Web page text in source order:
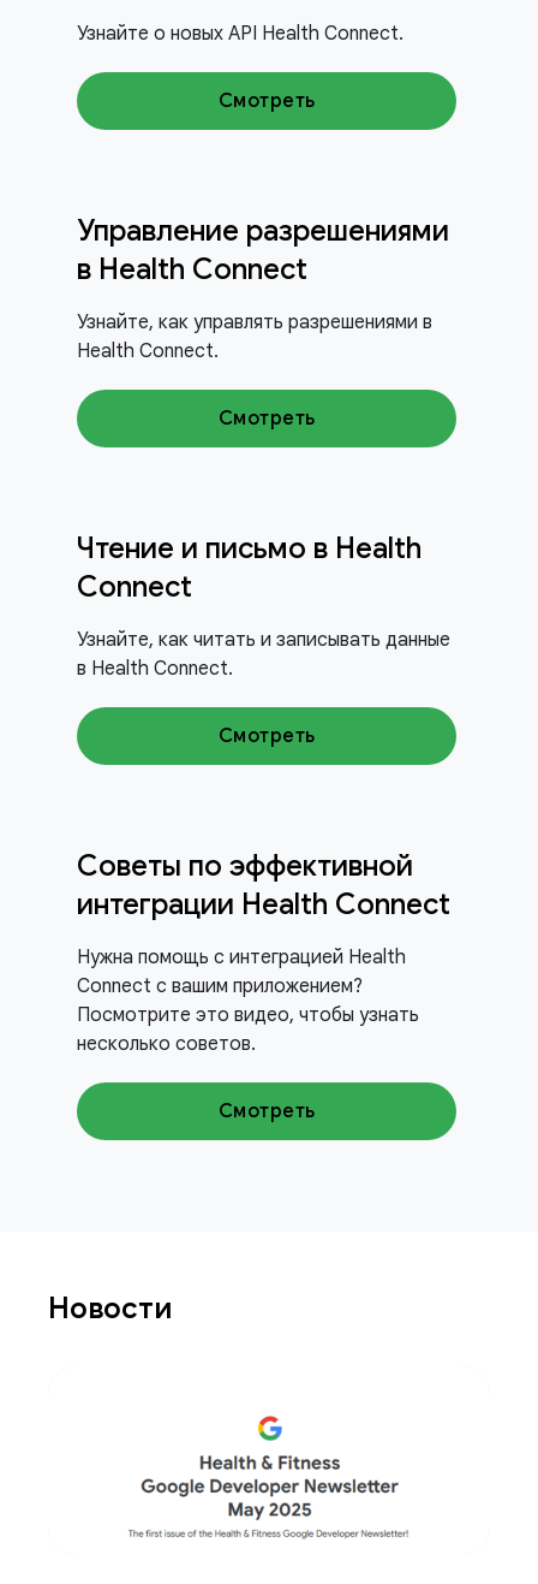
Узнайте о новых API Health Connect.
Смотреть
Управление разрешениями
в Health Connect
Узнайте, как управлять разрешениями в
Health Connect.
Смотреть
Чтение и письмо в Health
Connect
Узнайте, как читать и записывать данные
в Health Connect.
Смотреть
Советы по эффективной
интеграции Health Connect
Нужна помощь с интеграцией Health
Connect с вашим приложением?
Посмотрите это видео, чтобы узнать
несколько советов.
Смотреть
Новости